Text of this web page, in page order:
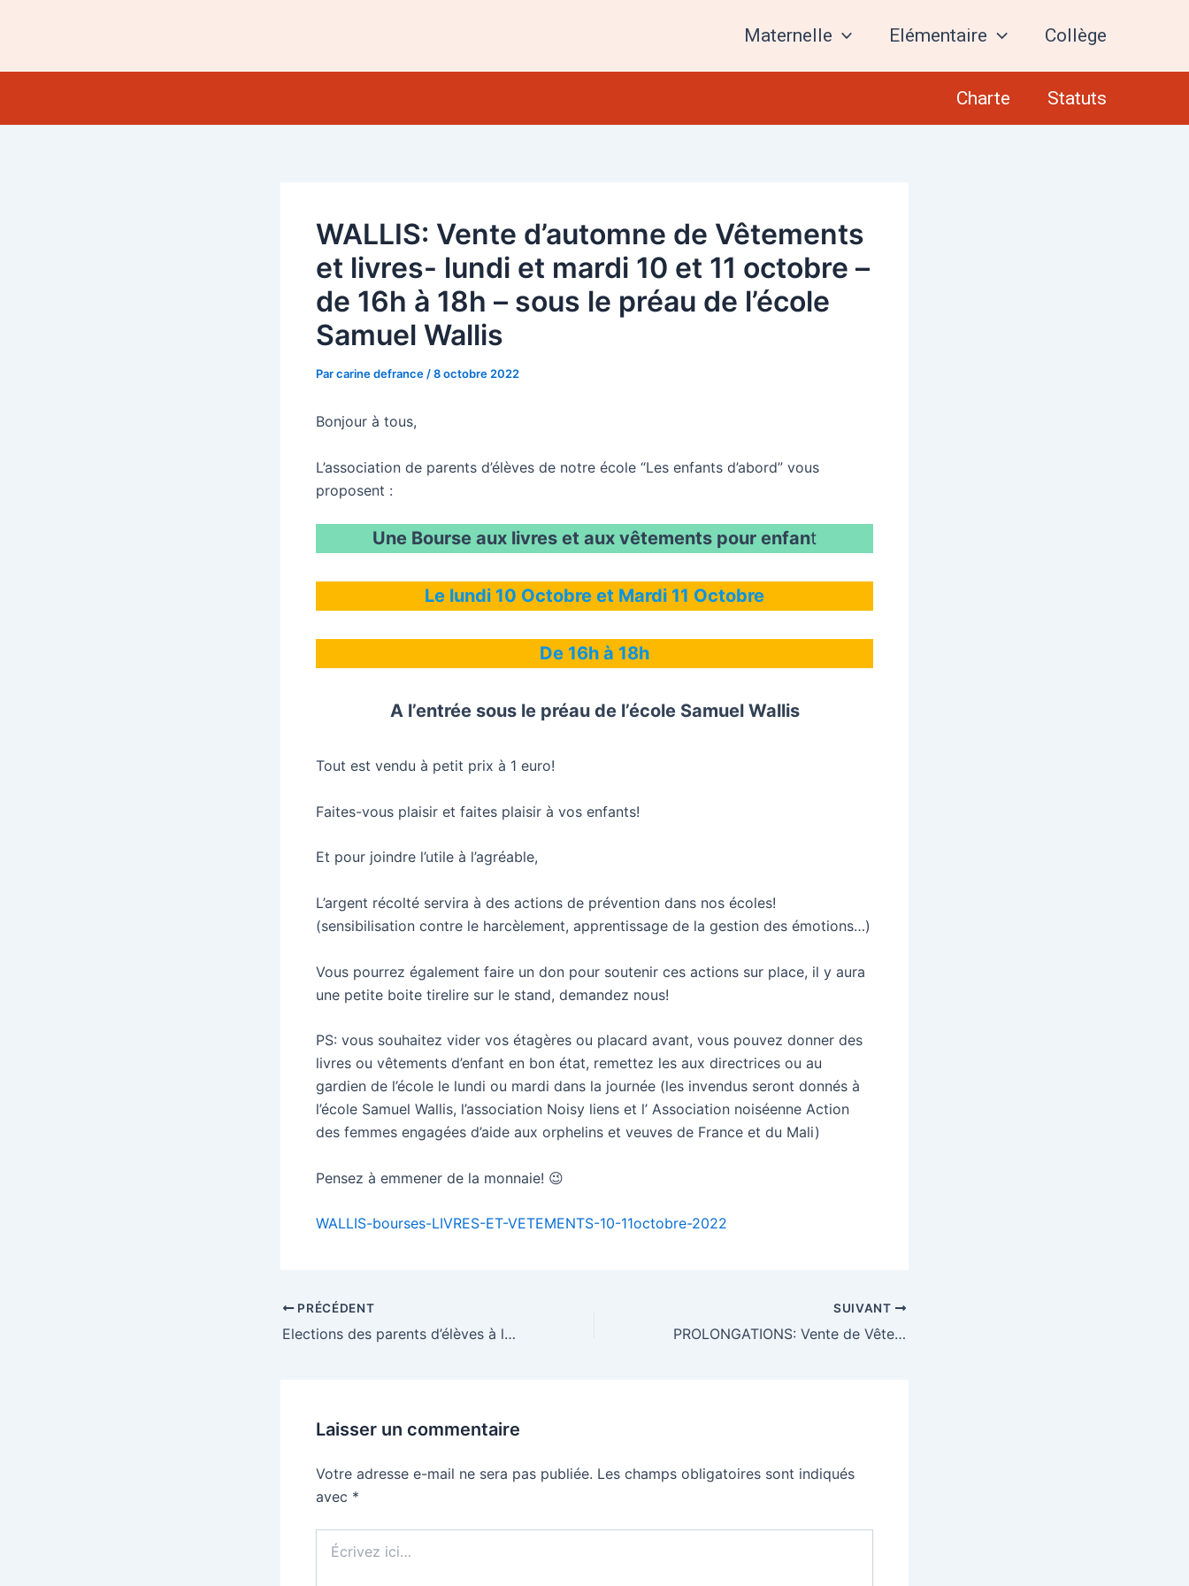
Maternelle Elémentaire Collège
Charte Statuts
WALLIS: Vente d’automne de Vêtements
et livres- lundi et mardi 10 et 11 octobre –
de 16h à 18h – sous le préau de l’école
Samuel Wallis
Parcarine defrance /8 octobre 2022
Bonjour à tous,
L’association de parents d’élèves de notre école “Les enfants d’abord” vous
proposent :
Une Bourse aux livres et aux vêtements pour enfant
Le lundi 10 Octobre et Mardi 11 Octobre
De 16h à 18h
A l’entrée sous le préau de l’école Samuel Wallis
Tout est vendu à petit prix à 1 euro!
Faites-vous plaisir et faites plaisir à vos enfants!
Et pour joindre l’utile à l’agréable,
L’argent récolté servira à des actions de prévention dans nos écoles!
(sensibilisation contre le harcèlement, apprentissage de la gestion des émotions…)
Vous pourrez également faire un don pour soutenir ces actions sur place, il y aura
une petite boite tirelire sur le stand, demandez nous!
PS: vous souhaitez vider vos étagères ou placard avant, vous pouvez donner des
livres ou vêtements d’enfant en bon état, remettez les aux directrices ou au
gardien de l’école le lundi ou mardi dans la journée (les invendus seront donnés à
l’école Samuel Wallis, l’association Noisy liens et l’ Association noiséenne Action
des femmes engagées d’aide aux orphelins et veuves de France et du Mali)
Pensez à emmener de la monnaie! 😉
WALLIS-bourses-LIVRES-ET-VETEMENTS-10-11octobre-2022
Navigation
des
PRÉCÉDENT
Elections des parents d’élèves à l’école LA VARENNE 2022-2023
SUIVANT
PROLONGATIONS: Vente de Vêtements et livres- jeudi et vendredi 13 et 14 octobre – de 16h à 18h – sous le préau de l’école Samuel Wallis
Laisser un commentaire
Votre adresse e-mail ne sera pas publiée. Les champs obligatoires sont indiqués
avec *
ici…